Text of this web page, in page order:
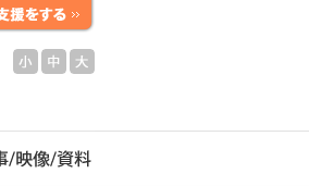
小 中 大